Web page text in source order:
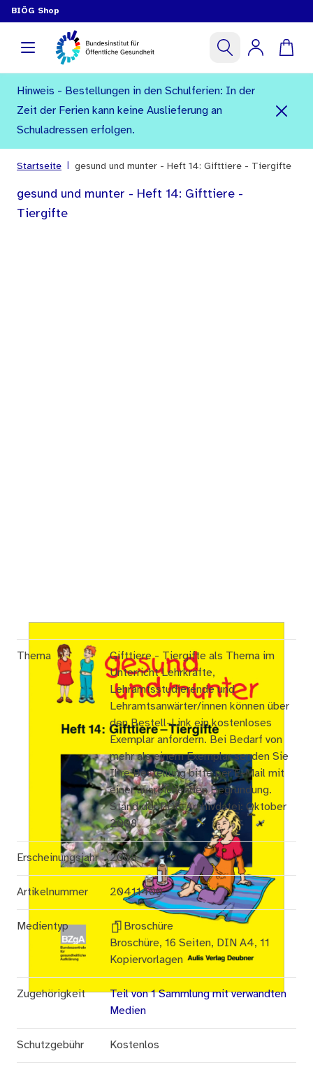
BIÖG Shop
Hinweis - Bestellungen in den Schulferien: In der
Zeit der Ferien kann keine Auslieferung an
Schuladressen erfolgen.
Startseite gesund und munter - Heft 14: Gifttiere - Tiergifte
gesund und munter - Heft 14: Gifttiere -
Tiergifte
Thema
Gifttiere - Tiergifte als Thema im
Unterricht Lehrkräfte,
Lehramtsstudierende und
Lehramtsanwärter/innen können über
den Bestell-Link ein kostenloses
Exemplar anfordern. Bei Bedarf von
mehr als einem Exemplar senden Sie
Ihre Bestellung bitte per E-Mail mit
einer ausreichenden Begründung.
Stand der PDF-Archivdatei: Oktober
2008
Erscheinungsjahr 2008
Artikelnummer 20411400
Medientyp
Broschüre
Broschüre, 16 Seiten, DIN A4, 11
Kopiervorlagen
Zugehörigkeit
Teil von 1 Sammlung mit verwandten
Medien
Schutzgebühr Kostenlos